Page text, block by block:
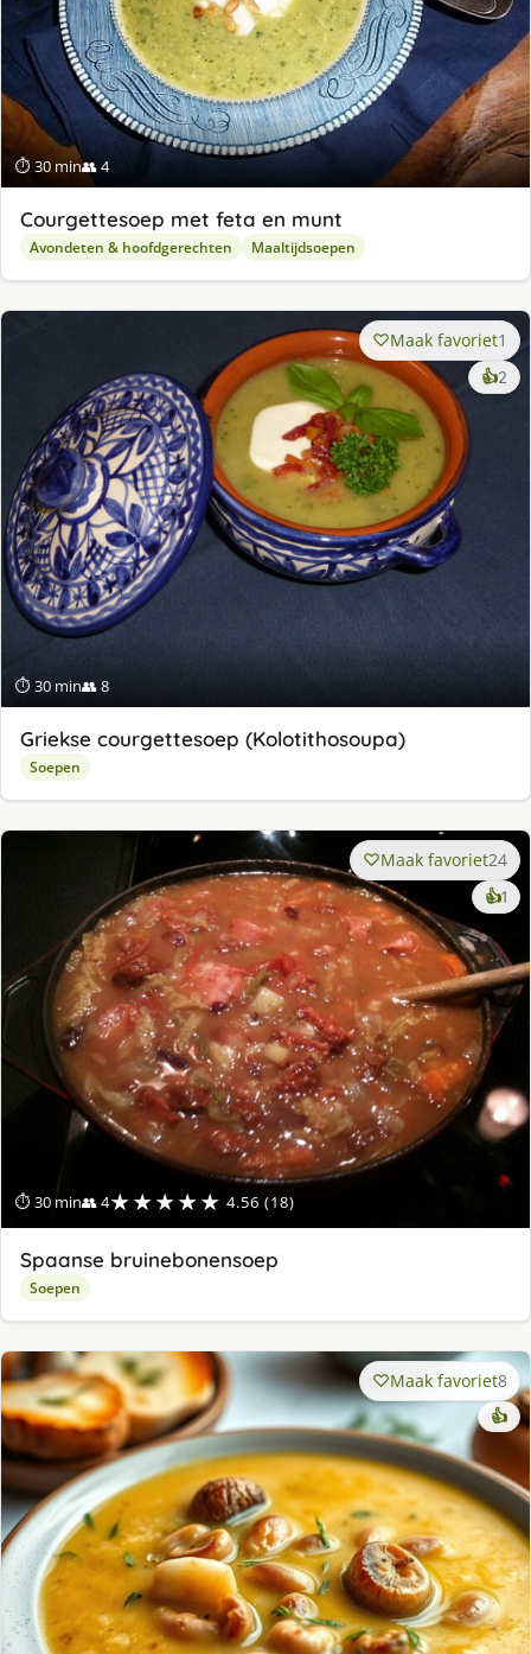
⏱ 30 min👥 4
Courgettesoep met feta en munt
Avondeten & hoofdgerechten Maaltijdsoepen
⏱ 30 min👥 8
Maak favoriet1
👍2
Griekse courgettesoep (Kolotithosoupa)
Soepen
⏱ 30 min👥 4★★★★★ 4.56 (18)
Maak favoriet24
👍1
Spaanse bruinebonensoep
Soepen
Maak favoriet8
👍